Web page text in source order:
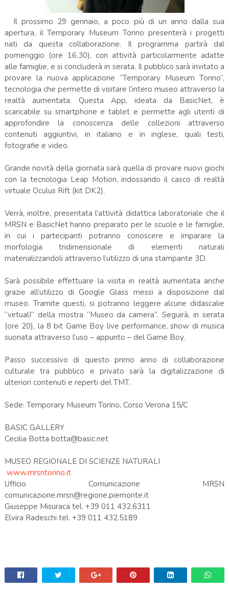
Il prossimo 29 gennaio, a poco più di un anno dalla sua
apertura, il Temporary Museum Torino presenterà i progetti
nati da questa collaborazione. Il programma partirà dal
pomeriggio (ore 16.30), con attività particolarmente adatte
alle famiglie, e si concluderà in serata. Il pubblico sarà invitato a
provare la nuova applicazione “Temporary Museum Torino”,
tecnologia che permette di visitare l’intero museo attraverso la
realtà aumentata. Questa App, ideata da BasicNet, è
scaricabile su smartphone e tablet e permette agli utenti di
approfondire la conoscenza delle collezioni attraverso
contenuti aggiuntivi, in italiano e in inglese, quali testi,
fotografie e video.
Grande novità della giornata sarà quella di provare nuovi giochi
con la tecnologia Leap Motion, indossando il casco di realtà
virtuale Oculus Rift (kit DK2).
Verrà, inoltre, presentata l’attività didattica laboratoriale che il
MRSN e BasicNet hanno preparato per le scuole e le famiglie,
in cui i partecipanti potranno conoscere e imparare la
morfologia tridimensionale di elementi naturali
materializzandoli attraverso l’utilizzo di una stampante 3D.
Sarà possibile effettuare la visita in realtà aumentata anche
grazie all’utilizzo di Google Glass messi a disposizione dal
museo. Tramite questi, si potranno leggere alcune didascalie
“virtualI” della mostra “Museo da camera”. Seguirà, in serata
(ore 20), la 8 bit Game Boy live performance, show di musica
suonata attraverso l’uso – appunto – del Game Boy.
Passo successivo di questo primo anno di collaborazione
culturale tra pubblico e privato sarà la digitalizzazione di
ulteriori contenuti e reperti del TMT.
Sede: Temporary Museum Torino, Corso Verona 15/C
BASIC GALLERY
Cecilia Botta botta@basic.net
MUSEO REGIONALE DI SCIENZE NATURALI
www.mrsntorino.it
Ufficio Comunicazione MRSN
comunicazione.mrsn@regione.piemonte.it
Giuseppe Misuraca tel. +39 011 432.6311
Elvira Radeschi tel. +39 011 432.5189